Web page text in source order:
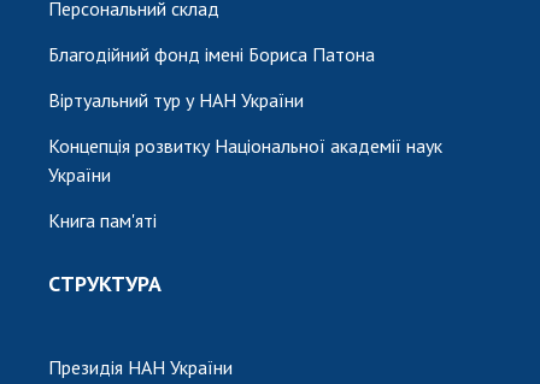
Персональний склад
Благодійний фонд імені Бориса Патона
Віртуальний тур у НАН України
Концепція розвитку Національної академії наук
України
Книга пам'яті
СТРУКТУРА
Президія НАН України